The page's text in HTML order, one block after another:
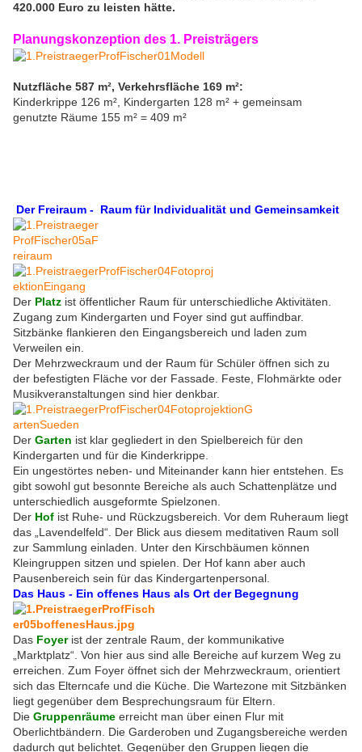
420.000 Euro zu leisten hätte.
Planungskonzeption des 1. Preisträgers
Nutzfläche 587 m², Verkehrsfläche 169 m²:
Kinderkrippe 126 m², Kindergarten 128 m² + gemeinsam
genutzte Räume 155 m² = 409 m²
Der Freiraum - Raum für Individualität und Gemeinsamkeit
Der Platz ist öffentlicher Raum für unterschiedliche Aktivitäten.
Zugang zum Kindergarten und Foyer sind gut auffindbar.
Sitzbänke flankieren den Eingangsbereich und laden zum
Verweilen ein.
Der Mehrzweckraum und der Raum für Schüler öffnen sich zu
der befestigten Fläche vor der Fassade. Feste, Flohmärkte oder
Musikveranstaltungen sind hier denkbar.
Der Garten ist klar gegliedert in den Spielbereich für den
Kindergarten und für die Kinderkrippe.
Ein ungestörtes neben- und Miteinander kann hier entstehen. Es
gibt sowohl gut besonnte Bereiche als auch Schattenplätze und
unterschiedlich ausgeformte Spielzonen.
Der Hof ist Ruhe- und Rückzugsbereich. Vor dem Ruheraum liegt
das „Lavendelfeld“. Der Blick aus diesem meditativen Raum soll
zur Sammlung einladen. Unter den Kirschbäumen können
Kleingruppen sitzen und spielen. Der Hof kann aber auch
Pausenbereich sein für das Kindergartenpersonal.
Das Haus - Ein offenes Haus als Ort der Begegnung
Das Foyerist der zentrale Raum, der kommunikative
„Marktplatz“. Von hier aus sind alle Bereiche auf kurzem Weg zu
erreichen. Zum Foyer öffnet sich der Mehrzweckraum, orientiert
sich das Elterncafe und die Küche. Die Wartezone mit Sitzbänken
liegt gegenüber dem Besprechungsraum für Eltern.
Die Gruppenräume erreicht man über einen Flur mit
Oberlichtbändern. Die Garderoben und Zugangsbereiche werden
dadurch gut belichtet. Gegenüber den Gruppen liegen die